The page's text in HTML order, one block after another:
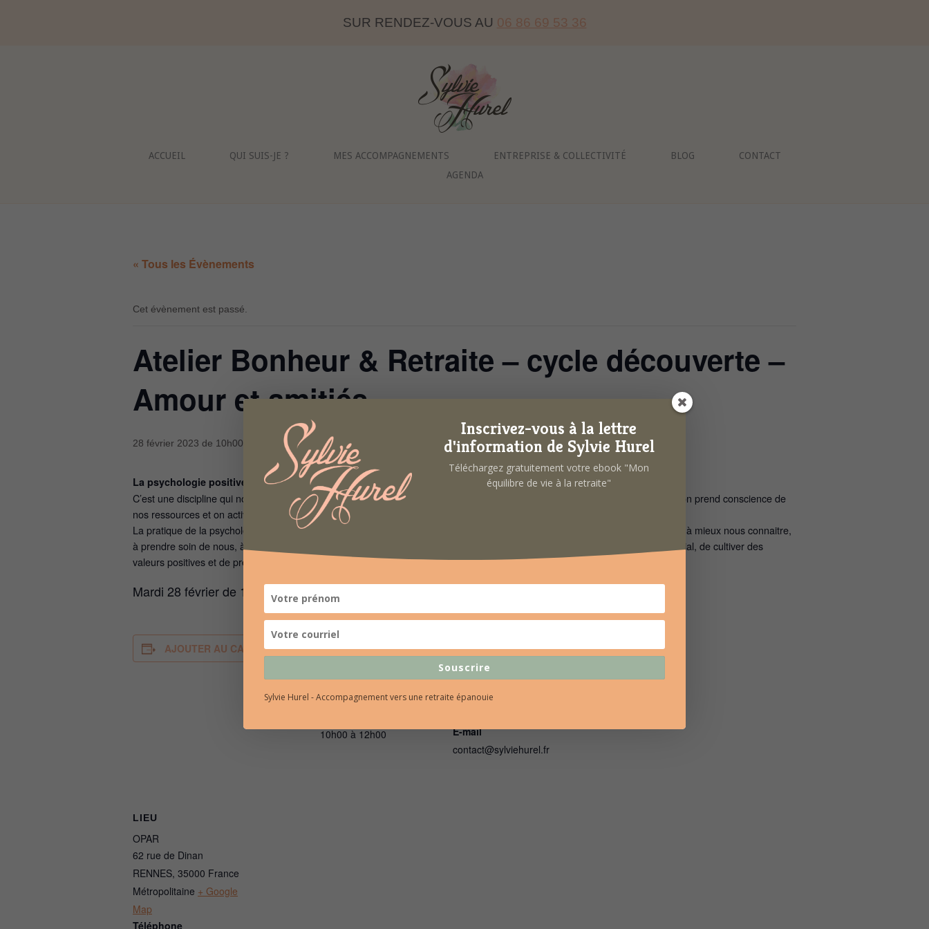
SUR RENDEZ-VOUS AU 06 86 69 53 36
Home
ACCUEIL QUI SUIS-JE ? MES ACCOMPAGNEMENTS ENTREPRISE & COLLECTIVITÉ BLOG
CONTACT
AGENDA
« Tous les Évènements
Cet évènement est passé.
Atelier Bonheur & Retraite – cycle découverte –
Amour et amitiés
28 février 2023 de 10h00
La psychologie positive au service d’une retraite épanouie
C’est une discipline qui nous aide à décrypter ce qui va bien dans nos vies. Ainsi, on ne travaille pas sur nos problèmes mais on prend conscience de
nos ressources et on active nos forces : l’estime de soi, l’optimisme, la gratitude, la créativité, l’humour, la confiance en soi…
La pratique de la psychologie positive nous apporte une ouverture d’esprit et augmente notre épanouissement. Elle nous aide à mieux nous connaitre,
à prendre soin de nous, à apprivoiser nos émotions (agréables et désagréables). Elle met l’accent sur l’importance du lien social, de cultiver des
valeurs positives et de prendre conscience des petits bonheurs du quotidien.
Mardi 28 février de 10h à 12h : amour et amitiés
AJOUTER AU CALENDRIER
DÉTAILS
Date :
28 février 2023
10h00 à 12h00
ORGANISATEUR
Sylvie Hurel
Téléphone
E-mail
contact@sylviehurel.fr
LIEU
OPAR
62 rue de Dinan
RENNES, 35000 France
Métropolitaine + Google
Map
Téléphone
Inscrivez-vous à la lettre
d'information de Sylvie Hurel
Téléchargez gratuitement votre ebook "Mon
équilibre de vie à la retraite"
Souscrire
Sylvie Hurel - Accompagnement vers une retraite épanouie